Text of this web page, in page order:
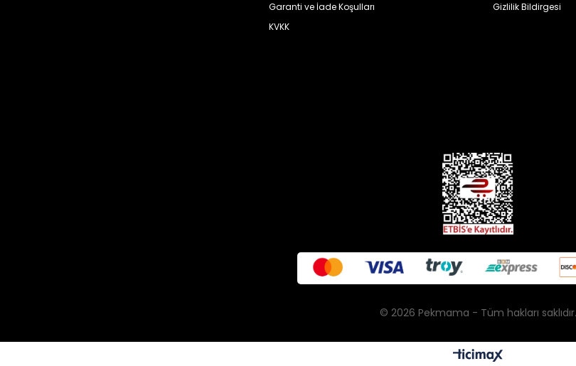
Garanti ve İade Koşulları
KVKK
Gizlilik Bildirgesi
© 2026 Pekmama - Tüm hakları saklıdır.